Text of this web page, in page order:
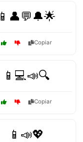
📱👤💬🔔🌟
Copiar
📱💻📣🔍
Copiar
📱📣💖